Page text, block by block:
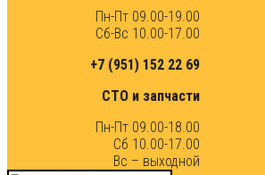
Пн-Пт 09.00-19.00
Сб-Вс 10.00-17.00
+7 (951) 152 22 69
СТО и запчасти
Пн-Пт 09.00-18.00
Сб 10.00-17.00
Вс – выходной